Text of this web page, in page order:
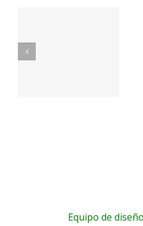
Equipo de